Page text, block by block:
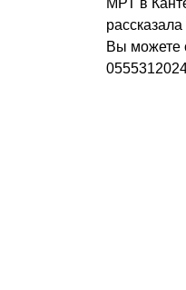
МРТ в
Вы можете